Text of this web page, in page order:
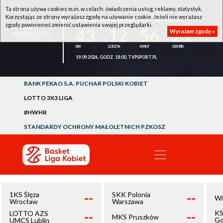
1KS ŚLĘZA WROCŁAW - LOTTO AZS UMCS LUBLIN
20
19.09.2026, GODZ. 18:00, TVPSPORT.PL
BANK PEKAO S.A. PUCHAR POLSKI KOBIET
LOTTO 3X3 LIGA
#HWHR
STANDARDY OCHRONY MAŁOLETNICH PZKOSZ
1KS Ślęza
Wrocław
--
LOTTO AZS
UMCS Lublin
--
SKK Polonia
Warszawa
--
MKS Pruszków --
Ta strona używa cookies m.in. w celach: świadczenia usług, reklamy, statystyk.
Korzystając ze strony wyrażasz zgodę na używanie cookie. Jeżeli nie wyrażasz
zgody powinieneś zmienić ustawienia swojej przeglądarki.
Wyrażam zgodę »